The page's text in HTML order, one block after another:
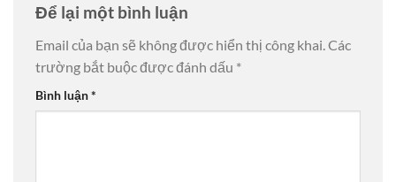
Để lại một bình luận
Email của bạn sẽ không được hiển thị công khai.Các
trường bắt buộc được đánh dấu *
Bình luận*